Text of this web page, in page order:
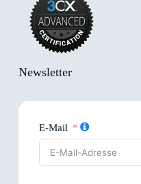
Newsletter
E-Mail